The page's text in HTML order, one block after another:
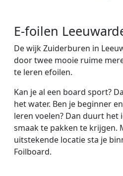
E-foilen
De wijk Zuiderburen in
door twee mooie ruime
te leren efoilen.
Kan je al een board sport?
het water. Ben je beginner
leren voelen? Dan duurt het
smaak te pakken te krijgen.
uitstekende locatie sta je
Foilboard.